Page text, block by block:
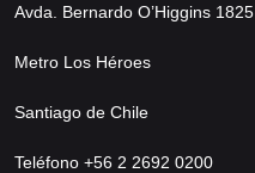
Avda. Bernardo O’Higgins 1825
Metro Los Héroes
Santiago de Chile
Teléfono +56 2 2692 0200